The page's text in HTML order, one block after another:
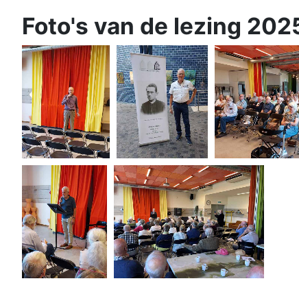
Foto's van de lezing